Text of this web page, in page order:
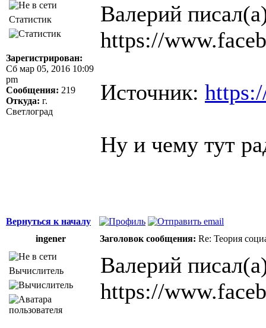
Статистик
Зарегистрирован:
Сб мар 05, 2016 10:09
pm
Сообщения: 219
Откуда: г.
Светлоград
Валерий
https://
Источник:
Ну и чему тут
Вернуться к началу
ingener
Заголовок сообщения: Re: Теория
Вычислитель
Валерий
https://